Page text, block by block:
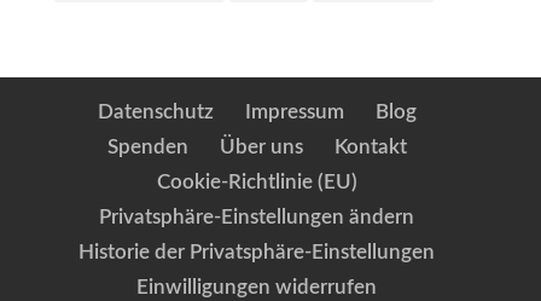
Datenschutz Impressum
Blog
Spenden
Über uns
Kontakt
Cookie-Richtlinie (EU)
Privatsphäre-Einstellungen ändern
Historie der Privatsphäre-Einstellungen
Einwilligungen widerrufen